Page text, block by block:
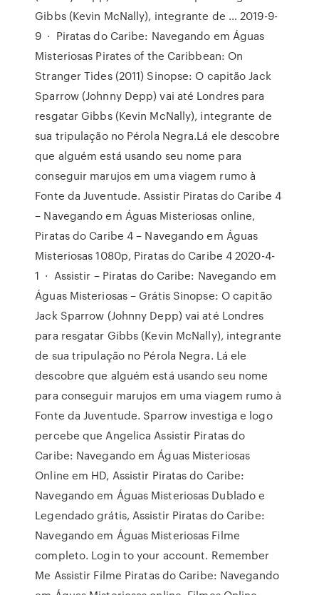
Gibbs (Kevin McNally), integrante de … 2019-9-
9 · Piratas do Caribe: Navegando em Águas
Misteriosas Pirates of the Caribbean: On
Stranger Tides (2011) Sinopse: O capitão Jack
Sparrow (Johnny Depp) vai até Londres para
resgatar Gibbs (Kevin McNally), integrante de
sua tripulação no Pérola Negra.Lá ele descobre
que alguém está usando seu nome para
conseguir marujos em uma viagem rumo à
Fonte da Juventude. Assistir Piratas do Caribe 4
– Navegando em Águas Misteriosas online,
Piratas do Caribe 4 – Navegando em Águas
Misteriosas 1080p, Piratas do Caribe 4 2020-4-
1 · Assistir – Piratas do Caribe: Navegando em
Águas Misteriosas – Grátis Sinopse: O capitão
Jack Sparrow (Johnny Depp) vai até Londres
para resgatar Gibbs (Kevin McNally), integrante
de sua tripulação no Pérola Negra. Lá ele
descobre que alguém está usando seu nome
para conseguir marujos em uma viagem rumo à
Fonte da Juventude. Sparrow investiga e logo
percebe que Angelica Assistir Piratas do
Caribe: Navegando em Águas Misteriosas
Online em HD, Assistir Piratas do Caribe:
Navegando em Águas Misteriosas Dublado e
Legendado grátis, Assistir Piratas do Caribe:
Navegando em Águas Misteriosas Filme
completo. Login to your account. Remember
Me Assistir Filme Piratas do Caribe: Navegando